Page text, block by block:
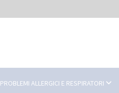
PROBLEMI ALLERGICI E RESPIRATORI